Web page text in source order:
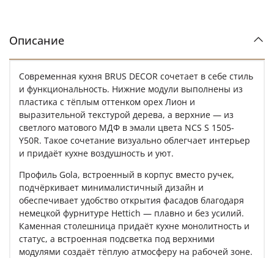
Описание
Современная кухня BRUS DECOR сочетает в себе стиль
и функциональность. Нижние модули выполнены из
пластика с тёплым оттенком орех Лион и
выразительной текстурой дерева, а верхние — из
светлого матового МДФ в эмали цвета NCS S 1505-
Y50R. Такое сочетание визуально облегчает интерьер
и придаёт кухне воздушность и уют.
Профиль Gola, встроенный в корпус вместо ручек,
подчёркивает минималистичный дизайн и
обеспечивает удобство открытия фасадов благодаря
немецкой фурнитуре Hettich — плавно и без усилий.
Каменная столешница придаёт кухне монолитность и
статус, а встроенная подсветка под верхними
модулями создаёт тёплую атмосферу на рабочей зоне.